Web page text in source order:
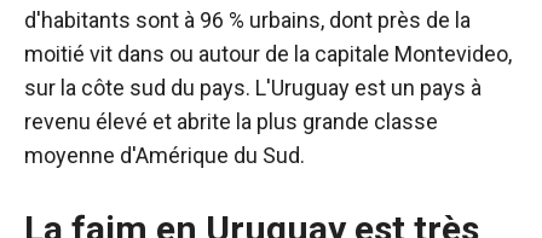
d'habitants sont à 96 % urbains, dont près de la
moitié vit dans ou autour de la capitale Montevideo,
sur la côte sud du pays. L'Uruguay est un pays à
revenu élevé et abrite la plus grande classe
moyenne d'Amérique du Sud.
La faim en Uruguay est très